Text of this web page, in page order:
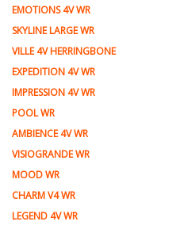
EMOTIONS 4V WR
SKYLINE LARGE WR
VILLE 4V HERRINGBONE
EXPEDITION 4V WR
IMPRESSION 4V WR
POOL WR
AMBIENCE 4V WR
VISIOGRANDE WR
MOOD WR
CHARM V4 WR
LEGEND 4V WR